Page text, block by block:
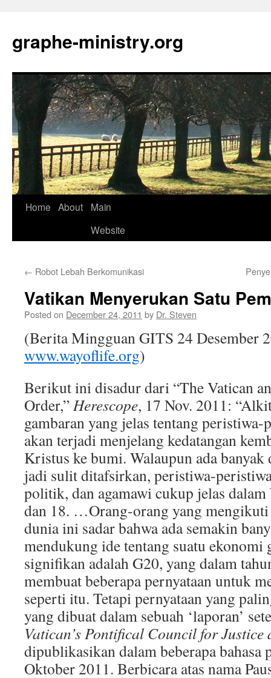
content
graphe-ministry.org
Home About
Main
Website
← Robot Lebah Berkomunikasi
Vatikan Menyerukan Satu
Posted on December 24, 2011 by Dr. Steven
(Berita Mingguan GITS 24 Desember
www.wayoflife.org)
Berikut ini disadur dari “The Vatican
Order,”Herescope, 17 Nov. 2011:
gambaran yang jelas tentang peristiwa-
akan terjadi menjelang kedatangan
Kristus ke bumi. Walaupun ada
jadi sulit ditafsirkan, peristiwa-
politik, dan agamawi cukup jelas dalam
dan 18. …Orang-orang yang
dunia ini sadar bahwa ada semakin
mendukung ide tentang suatu ekonomi
signifikan adalah G20, yang dalam
membuat beberapa pernyataan untuk
seperti itu. Tetapi pernyataan yang
yang dibuat dalam sebuah ‘laporan’
Vatican’s Pontifical Council for Justice
dipublikasikan dalam beberapa bahasa
Oktober 2011. Berbicara atas nama